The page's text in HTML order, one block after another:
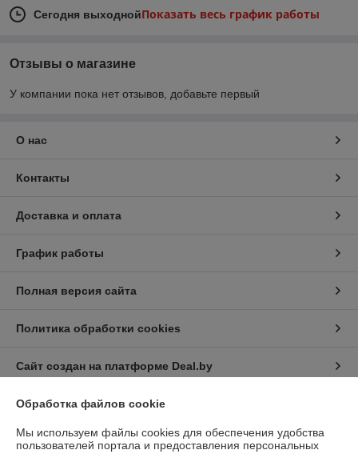
Сегодня выходнойПоказать весь график работы
Отзывы о магазине
У компании пока нет отзывов, добавьте первый
О нас
Контакты
Доставка и оплата
График работы
Полная версия сайта
Политика обработки cookies
Сайт создан на платформе Deal.by
Юридическое лицо:Общество с ограниченной ответственностью
Обработка файлов cookie
Мы используем файлы cookies для обеспечения удобства
пользователей портала и предоставления персональных